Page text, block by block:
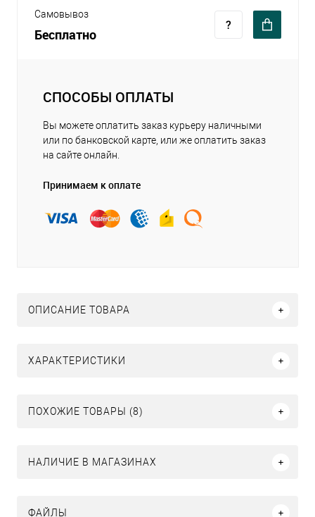
Самовывоз
Бесплатно
СПОСОБЫ ОПЛАТЫ
Вы можете оплатить заказ курьеру наличными
или по банковской карте, или же оплатить заказ
на сайте онлайн.
Принимаем к оплате
ОПИСАНИЕ ТОВАРА
ХАРАКТЕРИСТИКИ
ПОХОЖИЕ ТОВАРЫ (8)
НАЛИЧИЕ В МАГАЗИНАХ
ФАЙЛЫ